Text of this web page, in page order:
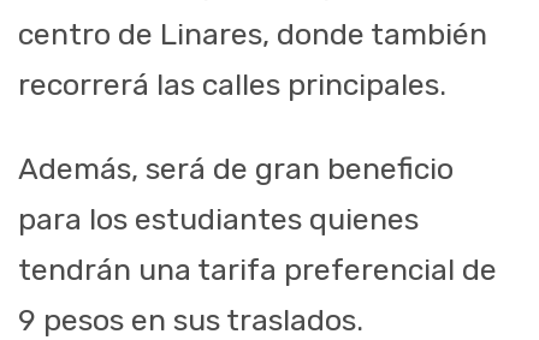
centro de Linares, donde también
recorrerá las calles principales.
Además, será de gran beneficio
para los estudiantes quienes
tendrán una tarifa preferencial de
9 pesos en sus traslados.